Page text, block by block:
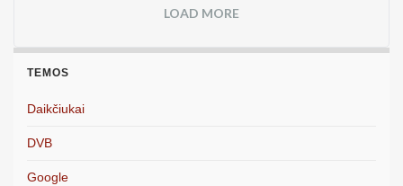
LOAD MORE
TEMOS
Daikčiukai
DVB
Google